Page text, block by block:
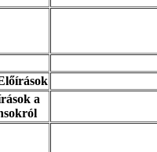
a